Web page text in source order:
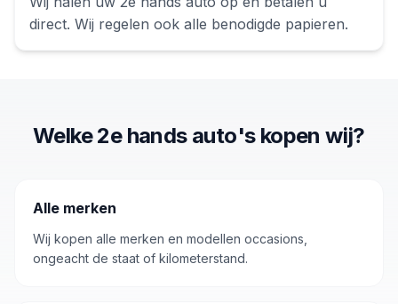
direct. Wij regelen ook alle benodigde papieren.
Welke 2e hands auto's kopen wij?
Alle merken
Wij kopen alle merken en modellen occasions,
ongeacht de staat of kilometerstand.